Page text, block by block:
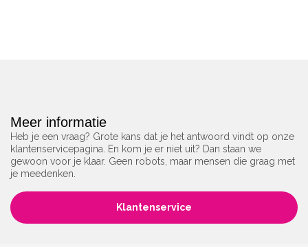
Meer informatie
Heb je een vraag? Grote kans dat je het antwoord vindt op onze
klantenservicepagina. En kom je er niet uit? Dan staan we
gewoon voor je klaar. Geen robots, maar mensen die graag met
je meedenken.
Klantenservice